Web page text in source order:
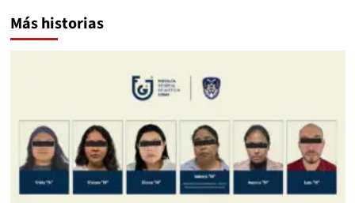
Más historias